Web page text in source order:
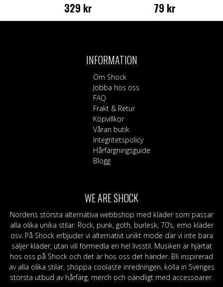
329 kr 79 kr
INFORMATION
Om Shock
Jobba hos oss
FAQ
Frakt & Retur
Köpvillkor
Våran butik
Integritetspolicy
Hårfärgningsguide
Blogg
WE ARE SHOCK
Nordens största alternativa webbshop med kläder som passar
alla olika unika stilar. Rock, punk, goth, burlesk, 70’s, emo kläder
osv. På Shock erbjuder vi alternativt unikt mode där vi inte bara
säljer kläder, utan vill förmedla en hel livsstil. Musiken är hjärtat
hos oss på Shock och det är hos oss det händer. Bli inspirerad
av alla olika stilar, shoppa coolaste inredningen, kolla in Sveriges
största utbud av hårfärg, merch och oändligt med accessoarer.